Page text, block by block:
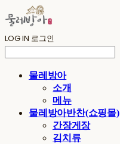
LOG IN 로그인
물레방아
소개
메뉴
물레방아반찬(쇼핑몰)
간장게장
김치류